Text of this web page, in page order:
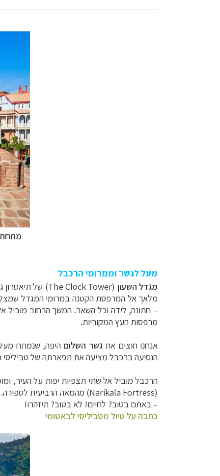
מתחת
מעל לגשר וממרומי הרכבל
מגדל השעון (
The Clock Tower) של תיאטרון
– חתונה, לידה וכל השאר. המשך הרחוב מוביל
מרפסות העץ המקוריות.
אנחנו חוצים אתגשר השלוםהיפה, שנמתח
הנסיעה ברכבל מציעה את תפארתה של טביליסי
הרכבל מוביל אל שתי תצפיות יפות על העיר,
(
Narikala Fortress) מהמאה הרביעית
– באתם בטוב? לחיים! לא בטוב? תיזהרו!
כתבה על טיול מטביליסי לבאטומי